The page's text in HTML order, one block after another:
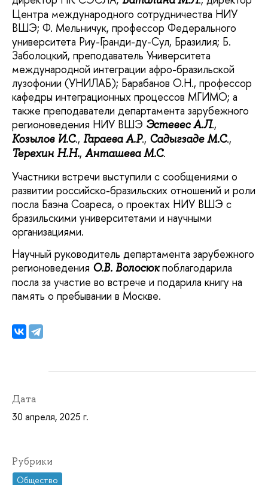
Центра международного сотрудничества НИУ
ВШЭ; Ф. Мельничук, профессор Федерального
университета Риу-Гранди-ду-Сул, Бразилия; Б.
Заболоцкий, преподаватель Университета
международной интеграции афро-бразильской
лузофонии (УНИЛАБ); Барабанов О.Н., профессор
кафедры интеграционных процессов МГИМО; а
также преподаватели департамента зарубежного
регионоведения НИУ ВШЭ Эстевес А.Л.,
Козылов И.С., Гараева А.Р., Садыгзаде М.С.,
Терехин Н.Н., Анташева М.С.
Участники встречи выступили с сообщениями о
развитии российско-бразильских отношений и роли
посла Баэна Соареса, о проектах НИУ ВШЭ с
бразильскими университетами и научными
организациями.
Научный руководитель департамента зарубежного
регионоведения О.В. Волосюкпоблагодарила
посла за участие во встрече и подарила книгу на
память о пребывании в Москве.
Дата
30 апреля, 2025 г.
Рубрики
Общество